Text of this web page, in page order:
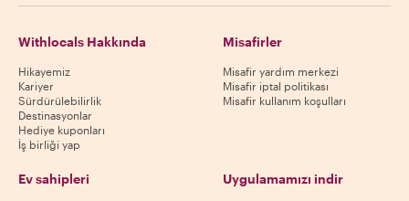
Withlocals Hakkında
Hikayemiz
Kariyer
Sürdürülebilirlik
Destinasyonlar
Hediye kuponları
İş birliği yap
Misafirler
Misafir yardım merkezi
Misafir iptal politikası
Misafir kullanım koşulları
Ev sahipleri Uygulamamızı indir